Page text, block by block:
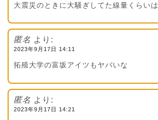
大震災のときに大騒ぎしてた線量くらいは
匿名 より:
2023年9月17日 14:11
拓殖大学の富坂アイツもヤバいな
匿名 より:
2023年9月17日 14:21